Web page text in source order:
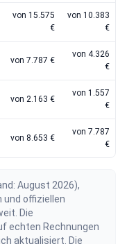
von 15.575
€
von 10.383
€
von 7.787 €
von 4.326
€
von 2.163 €
von 1.557
€
von 8.653 €
von 7.787
€
August 2026),
offiziellen
Die
echten Rechnungen
aktualisiert. Die